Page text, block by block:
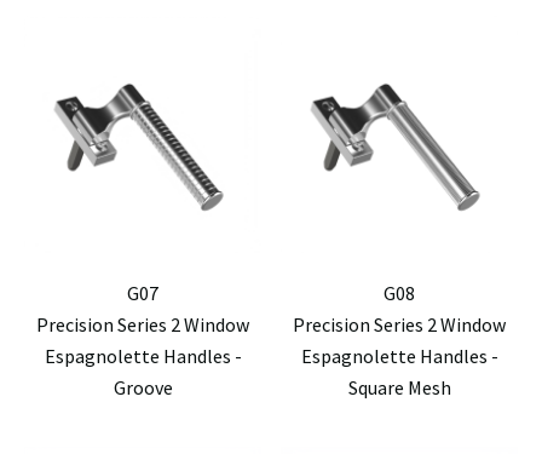
G07
Precision Series 2 Window
Espagnolette Handles -
Groove
G08
Precision Series 2 Window
Espagnolette Handles -
Square Mesh